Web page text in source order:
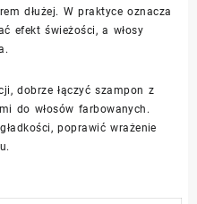
dłużej. W praktyce oznacza
efekt świeżości, a włosy
dobrze łączyć szampon z
do włosów farbowanych.
poprawić wrażenie